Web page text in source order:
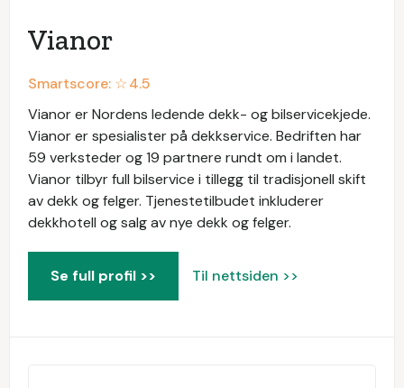
Vianor
Smartscore: ☆4.5
Vianor er Nordens ledende dekk- og bilservicekjede.
Vianor er spesialister på dekkservice. Bedriften har
59 verksteder og 19 partnere rundt om i landet.
Vianor tilbyr full bilservice i tillegg til tradisjonell skift
av dekk og felger. Tjenestetilbudet inkluderer
dekkhotell og salg av nye dekk og felger.
Se full profil >> Til nettsiden >>